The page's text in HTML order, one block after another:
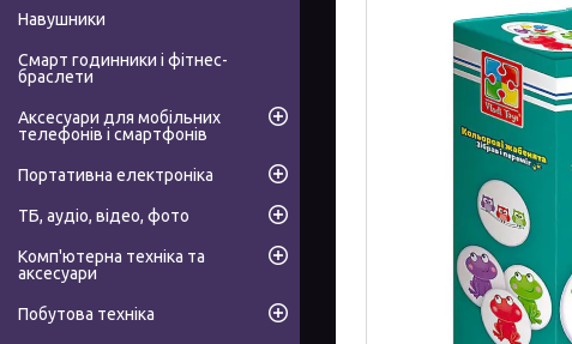
Навушники
Смарт годинники і фітнес-
браслети
Аксесуари для мобільних
телефонів і смартфонів
Портативна електроніка
ТБ, аудіо, відео, фото
Комп'ютерна техніка та
аксесуари
Побутова техніка